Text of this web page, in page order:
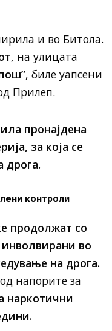
и во Битола.
, на улицата
, биле уапсени
Прилеп.
пронајдена
за која се
дрога.
контроли
продолжат со
во
на дрога.
напорите за
наркотични